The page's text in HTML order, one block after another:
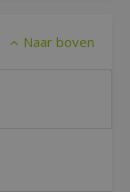
Naar boven